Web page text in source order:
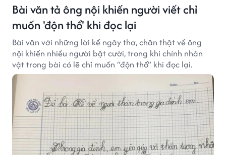
Bài văn tả ông nội khiến người viết chỉ
muốn 'độn thổ' khi đọc lại
Bài văn với những lời kể ngây thơ, chân thật về ông
nội khiến nhiều người bật cười, trong khi chính nhân
vật trong bài có lẽ chỉ muốn “độn thổ” khi đọc lại.